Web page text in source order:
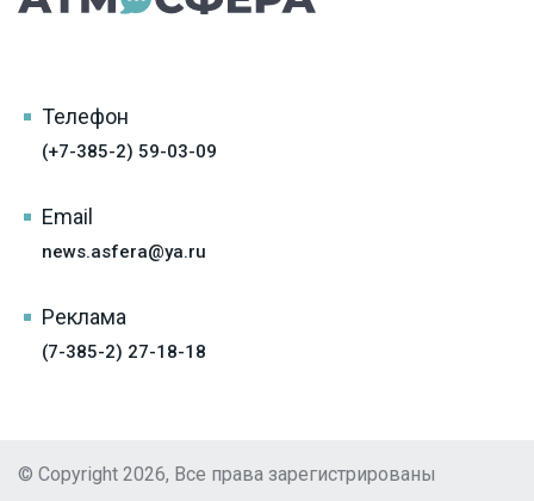
Телефон
(+7-385-2) 59-03-09
Email
news.asfera@ya.ru
Реклама
(7-385-2) 27-18-18
© Copyright 2026, Все права зарегистрированы